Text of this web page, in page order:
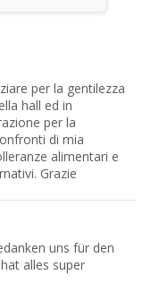
per la gentilezza
hall ed in
per la
di mia
alimentari e
Grazie
uns für den
alles super